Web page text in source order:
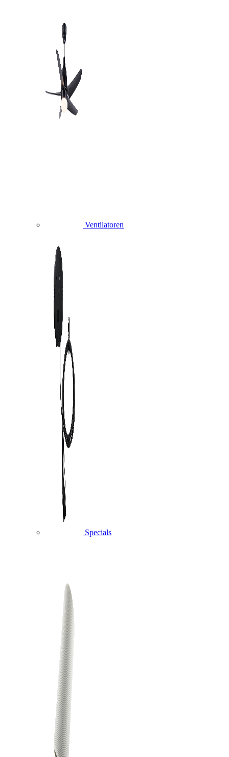
Ventilatoren
Specials